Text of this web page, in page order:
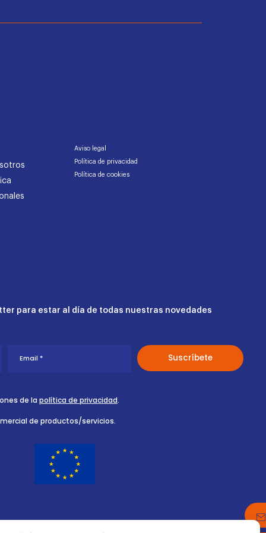
Aviso legal
Política de privacidad
Política de cookies
para estar al día de todas nuestras novedades
de la política de privacidad.
de productos/servicios.